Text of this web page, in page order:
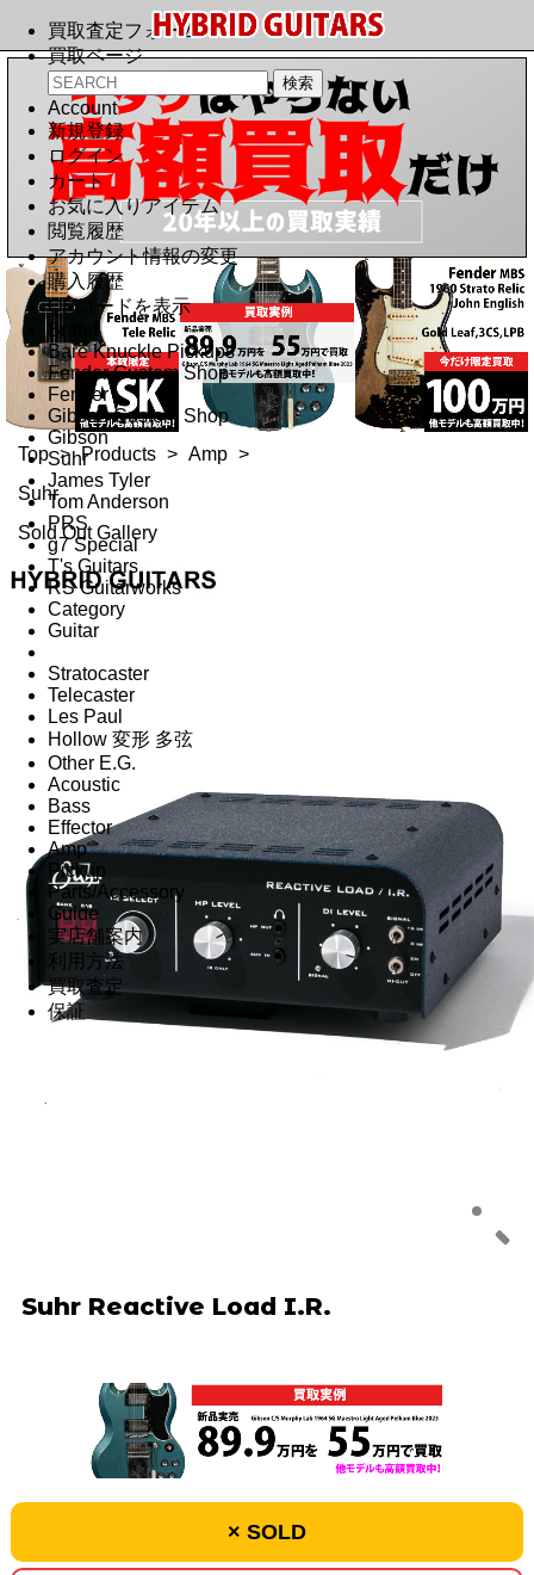
買取査定フォーム
買取ページ
Account
新規登録
ログイン
カート
お気に入りアイテム
閲覧履歴
アカウント情報の変更
購入履歴
QRコードを表示
Brand
Bare Knuckle Pickups
Fender Custom Shop
Fender
Gibson Custom Shop
Gibson
Suhr
James Tyler
Tom Anderson
PRS
g7 Special
T's Guitars
RS Guitarworks
Category
Guitar
Stratocaster
Telecaster
Les Paul
Hollow 変形 多弦
Other E.G.
Acoustic
Bass
Effector
Amp
Pickup
Parts/Accessory
Guide
実店舗案内
利用方法
買取査定
保証
Top > Products > Amp >
Suhr
Sold Out Gallery
Suhr Reactive Load I.R.
× SOLD